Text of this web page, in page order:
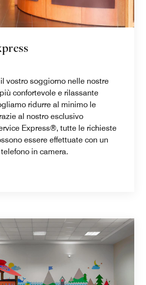
vostro soggiorno nelle nostre
confortevole e rilassante
ridurre al minimo le
al nostro esclusivo
Express®, tutte le richieste
essere effettuate con un
in camera.